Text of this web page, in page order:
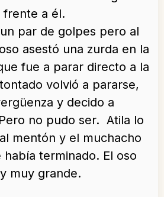
frente a él.
par de golpes pero al
asestó una zurda en la
fue a parar directo a la
volvió a pararse,
y decido a
no pudo ser. Atila lo
mentón y el muchacho
terminado. El oso
muy grande.